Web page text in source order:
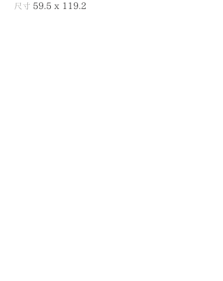
尺寸 59.5 x 119.2